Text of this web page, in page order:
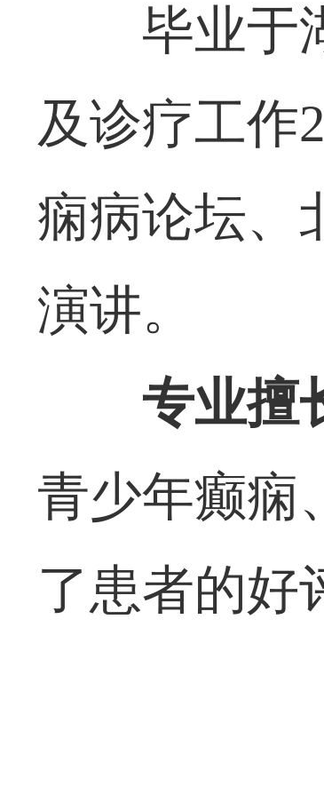
毕业于
及诊疗工作
痫病论坛、
演讲。
专业擅
青少年癫痫
了患者的好